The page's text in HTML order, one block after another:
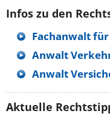
Infos zu den
Fachanwalt
Anwalt
Anwalt
Aktuelle